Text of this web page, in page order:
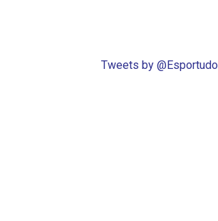
Tweets by @Esportudo